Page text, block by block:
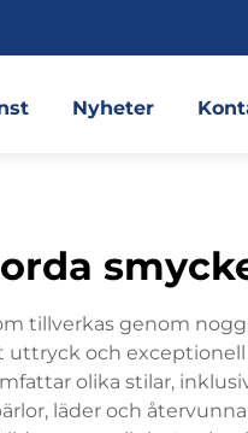
Nyheter
tillverkas genom
och
olika stilar,
läder och